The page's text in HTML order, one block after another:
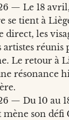
— Le 18
se tient à
direct, les
artistes réunis
Le retour à
résonance
— Du 10 au
mène son défi